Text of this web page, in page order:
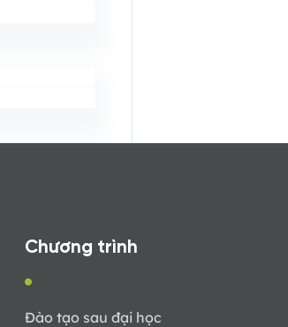
Chương trình
Đào tạo sau đại học